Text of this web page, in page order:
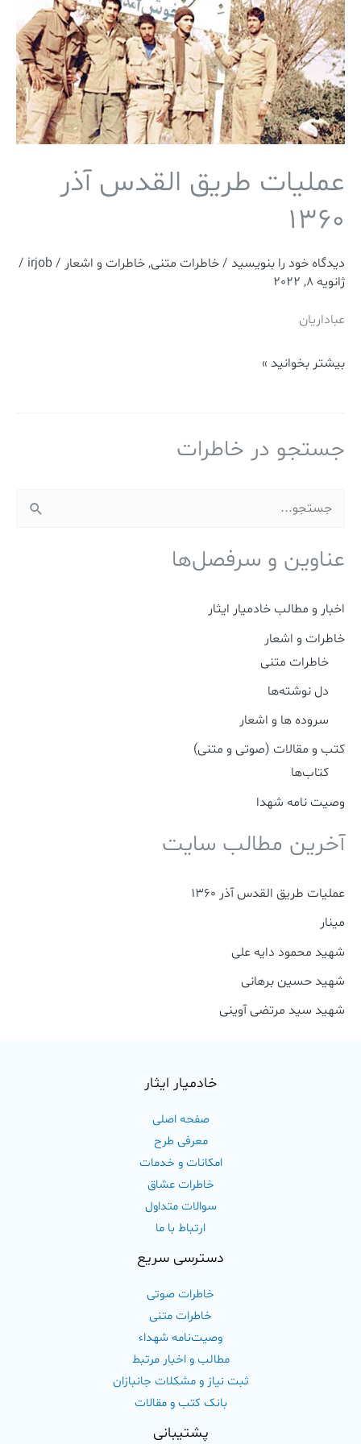
عملیات طریق القدس آذر
1360
دیدگاه‌ خود را بنویسید /خاطرات متنی,خاطرات و اشعار /
irjob
/
ژانویه 8, 2022
عباداریان
1360
بیشتر بخوانید »
جستجو در خاطرات
ت
و
ب
:
عناوین و سرفصل‌ها
اخبار و مطالب خادمیار ایثار
خاطرات و اشعار
خاطرات متنی
دل نوشته‌ها
سروده ها و اشعار
کتب و مقالات (صوتی و متنی)
کتاب‌ها
وصیت نامه شهدا
آخرین مطالب سایت
عملیات طریق القدس آذر 1360
مینار
شهید محمود دایه علی
شهید حسین برهانی
شهید سید مرتضی آوینی
خادمیار ایثار
صفحه اصلی
معرفی طرح
امکانات و خدمات
خاطرات عشاق
سوالات متداول
ارتباط با ما
دسترسی سریع
خاطرات صوتی
خاطرات متنی
وصیت‌نامه شهداء
مطالب و اخبار مرتبط
ثبت نیاز و مشکلات جانبازان
بانک کتب و مقالات
پشتیبانی